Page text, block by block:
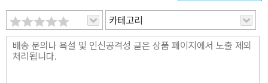
카테고리